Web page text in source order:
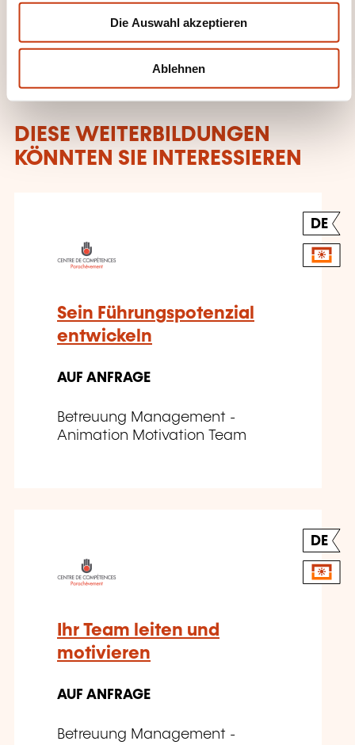
Die Auswahl akzeptieren
Ablehnen
Parachèvement
DIESE WEITERBILDUNGEN
KÖNNTEN SIE INTERESSIEREN
DE
Sein Führungspotenzial
entwickeln
AUF ANFRAGE
Betreuung Management -
Animation Motivation Team
DE
Ihr Team leiten und
motivieren
AUF ANFRAGE
Betreuung Management -